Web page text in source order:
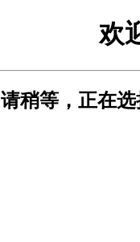
欢
请稍等，正在